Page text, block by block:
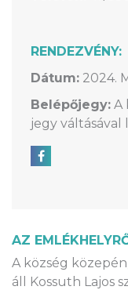
AZ
A község
áll Kossuth Lajos
RENDEZVÉNY:
Dátum: 2024.
Belépőjegy: A
jegy
Megosztás